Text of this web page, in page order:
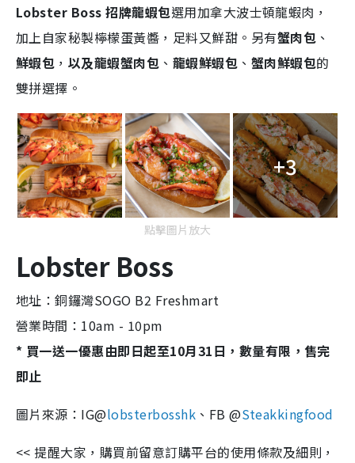
Lobster Boss 招牌龍蝦包選用加拿大波士頓龍蝦肉，
加上自家秘製檸檬蛋黃醬，足料又鮮甜。另有蟹肉包 、
鮮蝦包 ， 以及龍蝦蟹肉包 、 龍蝦鮮蝦包 、 蟹肉鮮蝦包的
雙拼選擇。
+3
點擊圖片放大
Lobster Boss
地址：銅鑼灣SOGO B2 Freshmart
營業時間：10am - 10pm
* 買一送一優惠由即日起至10月31日，數量有限，售完
即止
圖片來源：IG@lobsterbosshk 、FB @Steakkingfood
<< 提醒大家，購買前留意訂購平台的使用條款及細則，